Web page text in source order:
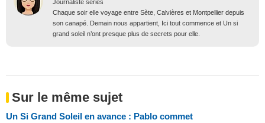
Journaliste séries
Chaque soir elle voyage entre Sète, Calvières et Montpellier depuis
son canapé. Demain nous appartient, Ici tout commence et Un si
grand soleil n’ont presque plus de secrets pour elle.
Sur le même sujet
Un Si Grand Soleil en avance : Pablo commet